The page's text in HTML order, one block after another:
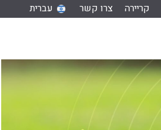
קריירה צרו קשר עברית